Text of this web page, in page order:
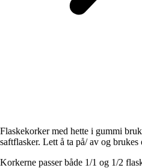
Flaskekorker med hette i gummi
saftflasker. Lett å ta på/ av og brukes
Korkerne passer både 1/1 og 1/2